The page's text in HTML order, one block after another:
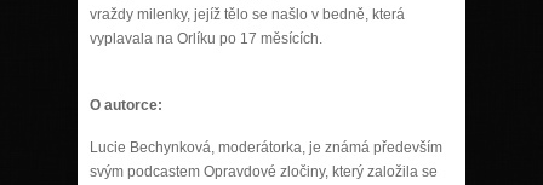
vraždy milenky, jejíž tělo se našlo v bedně, která
vyplavala na Orlíku po 17 měsících.
O autorce:
Lucie Bechynková, moderátorka, je známá především
svým podcastem Opravdové zločiny, který založila se